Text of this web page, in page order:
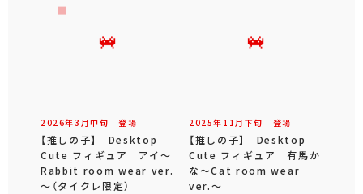
2026年3 月中旬 登場
【推しの子】 Desktop
Cute フィギュア アイ～
Rabbit room wear ver.
～（タイクレ限定）
2025年 11 月 下旬 登場
【推しの子】 Desktop
Cute フィギュア 有馬か
な～Cat room wear
ver.～